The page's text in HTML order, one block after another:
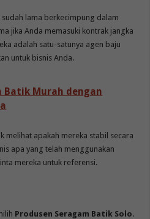
lama berkecimpung dalam
jika Anda memasuki kontrak jangka
adalah satu-satunya agen baju
untuk bisnis Anda.
Batik Murah dengan
melihat apakah mereka stabil secara
apa yang telah menggunakan
mereka untuk referensi.
Produsen Seragam Batik Solo.